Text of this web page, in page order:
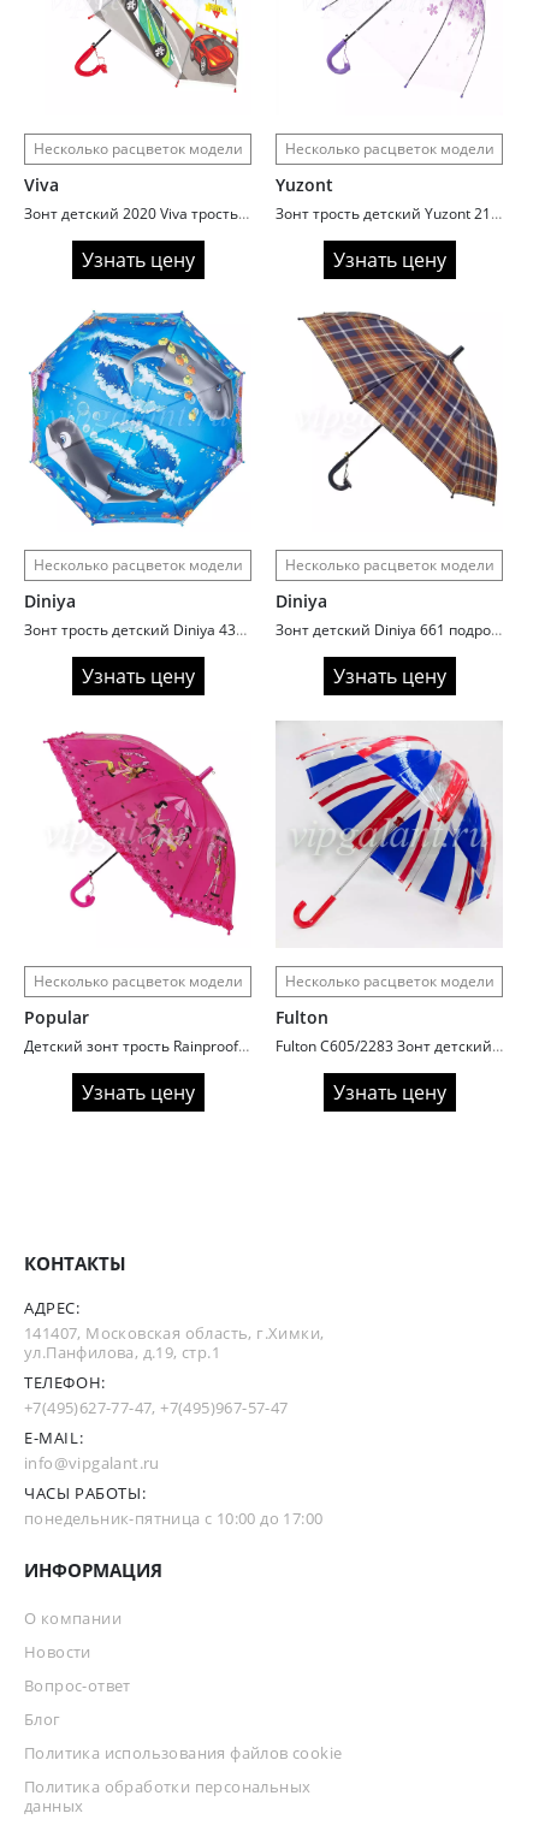
Несколько расцветок модели
Viva
Зонт детский 2020 Viva трость автомат поливинил
Узнать цену
Несколько расцветок модели
Yuzont
Зонт трость детский Yuzont 2103 поливинил
Узнать цену
Несколько расцветок модели
Diniya
Зонт трость детский Diniya 431N рисунок 3D
Узнать цену
Несколько расцветок модели
Diniya
Зонт детский Diniya 661 подростковый клетка
Узнать цену
Несколько расцветок модели
Popular
Детский зонт трость Rainproof 1085N автомат
Узнать цену
Несколько расцветок модели
Fulton
Fulton C605/2283 Зонт детский UnionJack (Флаг)
Узнать цену
КОНТАКТЫ
АДРЕС:
141407, Московская область, г.Химки,
ул.Панфилова, д.19, стр.1
ТЕЛЕФОН:
+7(495)627-77-47,+7(495)967-57-47
E-MAIL:
info@vipgalant.ru
ЧАСЫ РАБОТЫ:
понедельник-пятница с 10:00 до 17:00
ИНФОРМАЦИЯ
О компании
Новости
Вопрос-ответ
Блог
Политика использования файлов cookie
Политика обработки персональных
данных